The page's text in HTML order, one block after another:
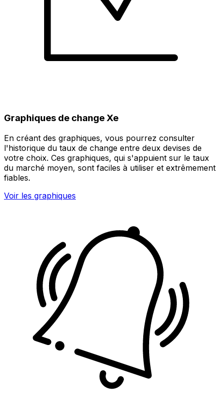
Graphiques de change Xe
En créant des graphiques, vous pourrez consulter
l'historique du taux de change entre deux devises de
votre choix. Ces graphiques, qui s'appuient sur le taux
du marché moyen, sont faciles à utiliser et extrêmement
fiables.
Voir les graphiques